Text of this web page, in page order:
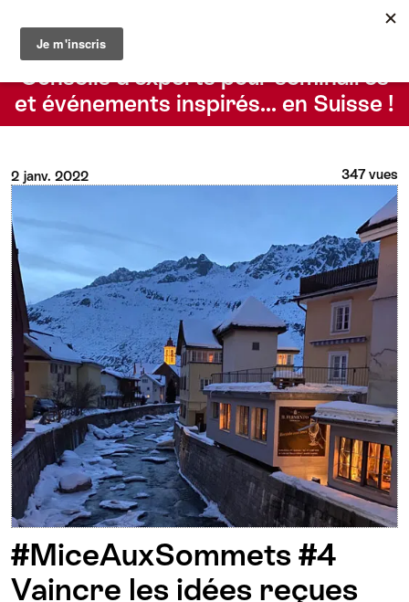
Le blog du Suisse Convention Bureau
Conseils d’experts pour séminaires
et événements inspirés… en Suisse !
2 janv. 2022 347 vues
#MiceAuxSommets #4
Vaincre les idées reçues